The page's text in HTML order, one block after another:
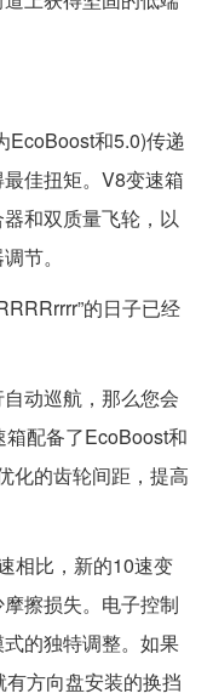
EcoBoost和5.0)传递
佳扭矩。V8变速箱
和双质量飞轮，以
节。
的日子已经
动巡航，那么您会
配备了EcoBoost和
化的齿轮间距，提高
相比，新的10速变
擦损失。电子控制
的独特调整。如果
方向盘安装的换挡